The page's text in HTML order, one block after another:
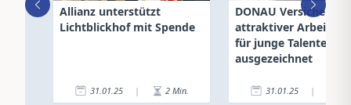
Allianz unterstützt
Lichtblickhof mit Spende
31.01.25 | 2 Min.
DONAU
attraktiver
für junge Talente
ausgezeichnet
31.01.25 |